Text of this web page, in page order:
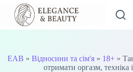
Перейти
вмісту
EAB » Відносини та сім'я» 18+»
отримати оргазм, техніка